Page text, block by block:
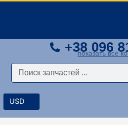
+38 096
показать все
Поиск